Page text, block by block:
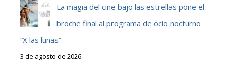
La magia del cine bajo las estrellas pone el
broche final al programa de ocio nocturno
“X las lunas”
3 de agosto de 2026